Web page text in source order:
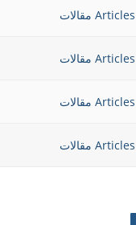
Articles مقالات
Articles مقالات
Articles مقالات
Articles مقالات